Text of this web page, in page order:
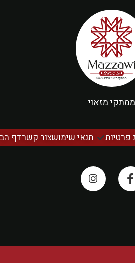
ממתקי מזאוי
פרטיות תנאי שימושצור קשרדף